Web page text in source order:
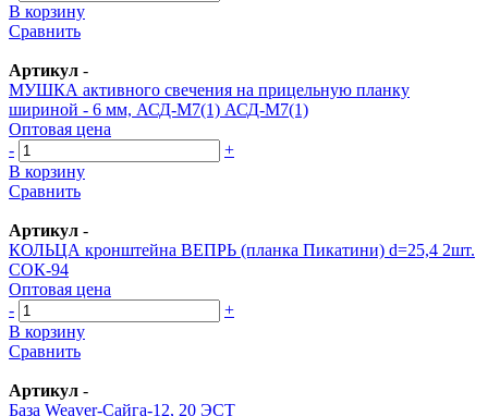
В корзину
Сравнить
Артикул -
МУШКА активного свечения на прицельную планку
шириной - 6 мм, АСД-М7(1) АСД-М7(1)
Оптовая цена
-
+
В корзину
Сравнить
Артикул -
КОЛЬЦА кронштейна ВЕПРЬ (планка Пикатини) d=25,4 2шт.
СОК-94
Оптовая цена
-
+
В корзину
Сравнить
Артикул -
База Weaver-Сайга-12, 20 ЭСТ